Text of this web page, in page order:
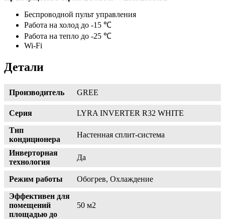
Беспроводной пульт управления
Работа на холод до -15 ℃
Работа на тепло до -25 ℃
Wi-Fi
Детали
Производитель GREE
Серия
LYRA INVERTER R32 WHITE
Тип
кондиционера
Настенная сплит-система
Инверторная
технология
Да
Режим работы
Обогрев, Охлаждение
Эффективен для
помещений
площадью до
50 м2